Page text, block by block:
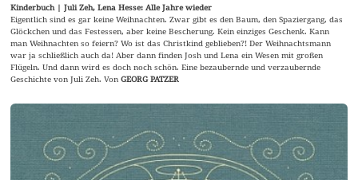
Kinderbuch | Juli Zeh, Lena Hesse: Alle Jahre wieder
Eigentlich sind es gar keine Weihnachten. Zwar gibt es den Baum, den Spaziergang, das
Glöckchen und das Festessen, aber keine Bescherung. Kein einziges Geschenk. Kann
man Weihnachten so feiern? Wo ist das Christkind geblieben?! Der Weihnachtsmann
war ja schließlich auch da! Aber dann finden Josh und Lena ein Wesen mit großen
Flügeln. Und dann wird es doch noch schön. Eine bezaubernde und verzaubernde
Geschichte von Juli Zeh. VonGEORG PATZER